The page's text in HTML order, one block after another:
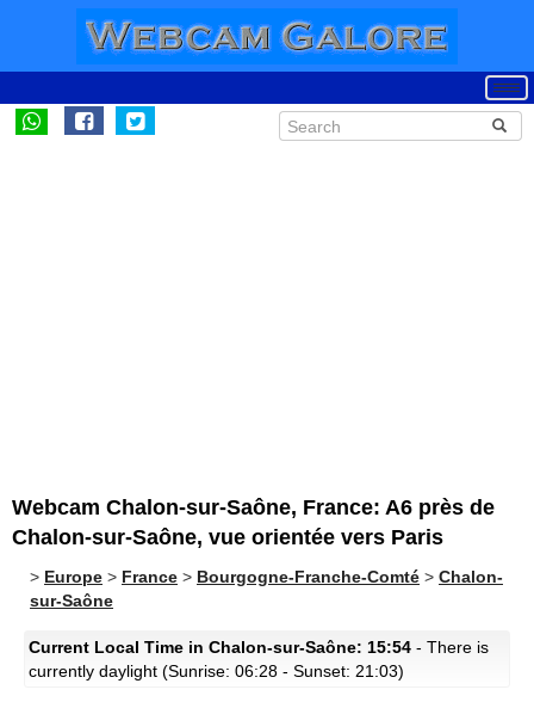
Webcam Chalon-sur-Saône, France: A6 près de
Chalon-sur-Saône, vue orientée vers Paris
> Europe > France > Bourgogne-Franche-Comté > Chalon-
sur-Saône
Current Local Time in Chalon-sur-Saône: 15:54 - There is
currently daylight (Sunrise: 06:28 - Sunset: 21:03)